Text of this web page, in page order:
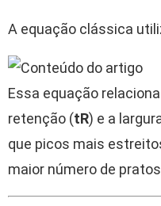
A equação clássica
Essa equação
retenção (tR) e a
que picos mais
maior número de